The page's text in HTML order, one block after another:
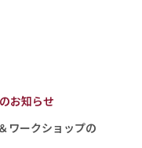
お知らせ
ワークショップの